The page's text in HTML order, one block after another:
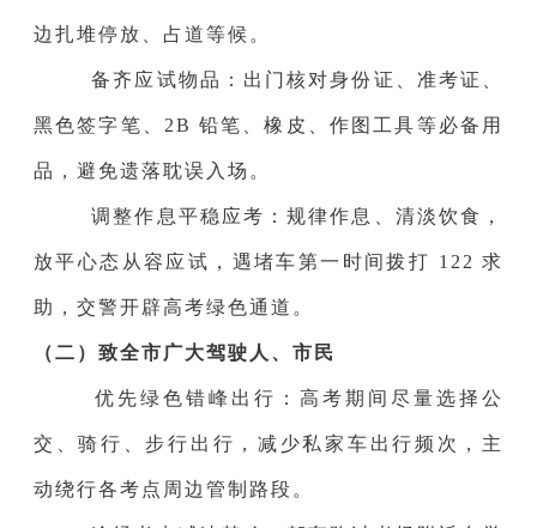
边扎堆停放、占道等候。
备齐应试物品：出门核对身份证、准考证、
黑色签字笔、2B 铅笔、橡皮、作图工具等必备用
品，避免遗落耽误入场。
调整作息平稳应考：规律作息、清淡饮食，
放平心态从容应试，遇堵车第一时间拨打 122 求
助，交警开辟高考绿色通道。
（二）致全市广大驾驶人、市民
优先绿色错峰出行：高考期间尽量选择公
交、骑行、步行出行，减少私家车出行频次，主
动绕行各考点周边管制路段。